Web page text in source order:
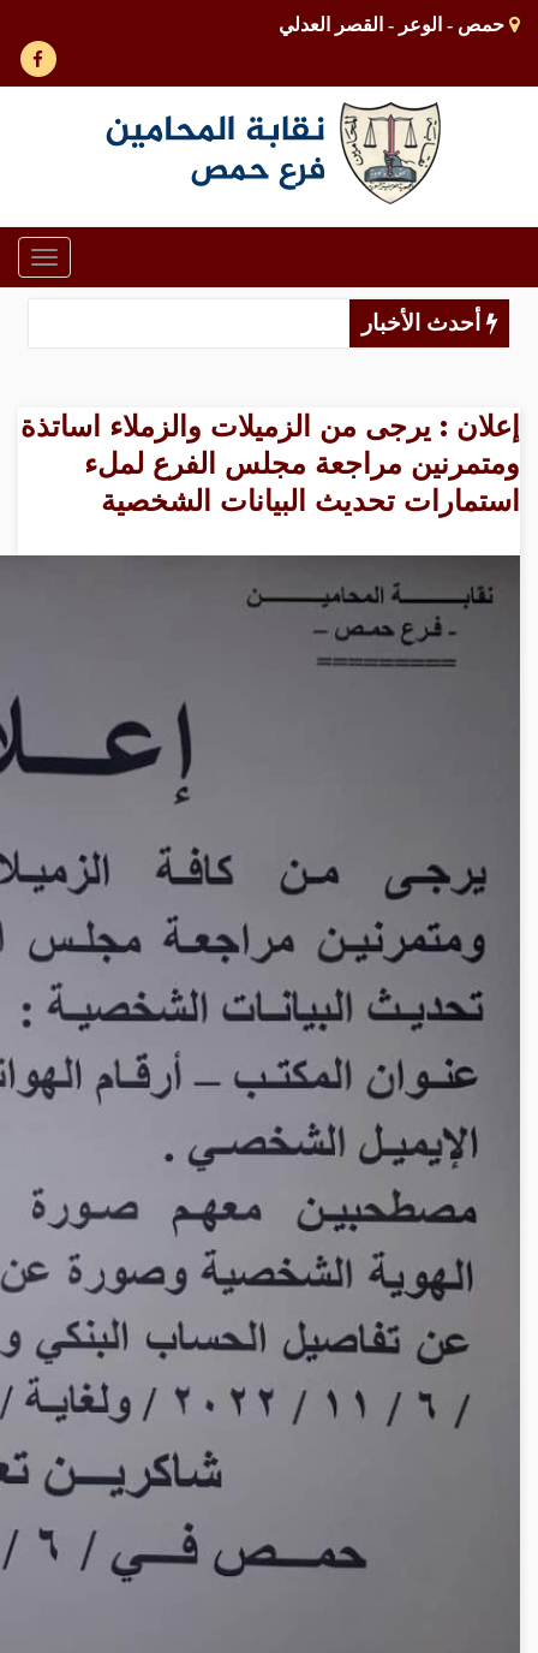
حمص - الوعر - القصر العدلي
أحدث الأخبار
إعلان : يرجى من الزميلات والزملاء اساتذة
ومتمرنين مراجعة مجلس الفرع لملء
استمارات تحديث البيانات الشخصية